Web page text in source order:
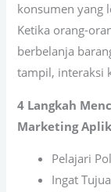
konsumen yang
Ketika orang-
berbelanja
tampil, interaksi
4 Langkah
Marketing
Pelajari
Ingat